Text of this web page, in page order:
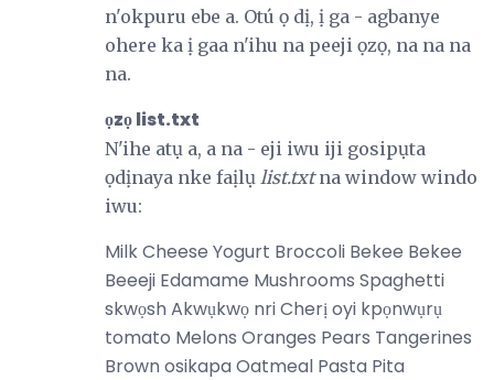
n'okpuru ebe a. Otú ọ dị, ị ga - agbanye
ohere ka ị gaa n'ihu na peeji ọzọ, na na na
na.
ọzọ list.txt
N'ihe atụ a, a na - eji iwu iji gosipụta
ọdịnaya nke faịlụ list.txtna window windo
iwu:
Milk Cheese Yogurt Broccoli Bekee Bekee
Beeeji Edamame Mushrooms Spaghetti
skwọsh Akwụkwọ nri Cherị oyi kpọnwụrụ
tomato Melons Oranges Pears Tangerines
Brown osikapa Oatmeal Pasta Pita